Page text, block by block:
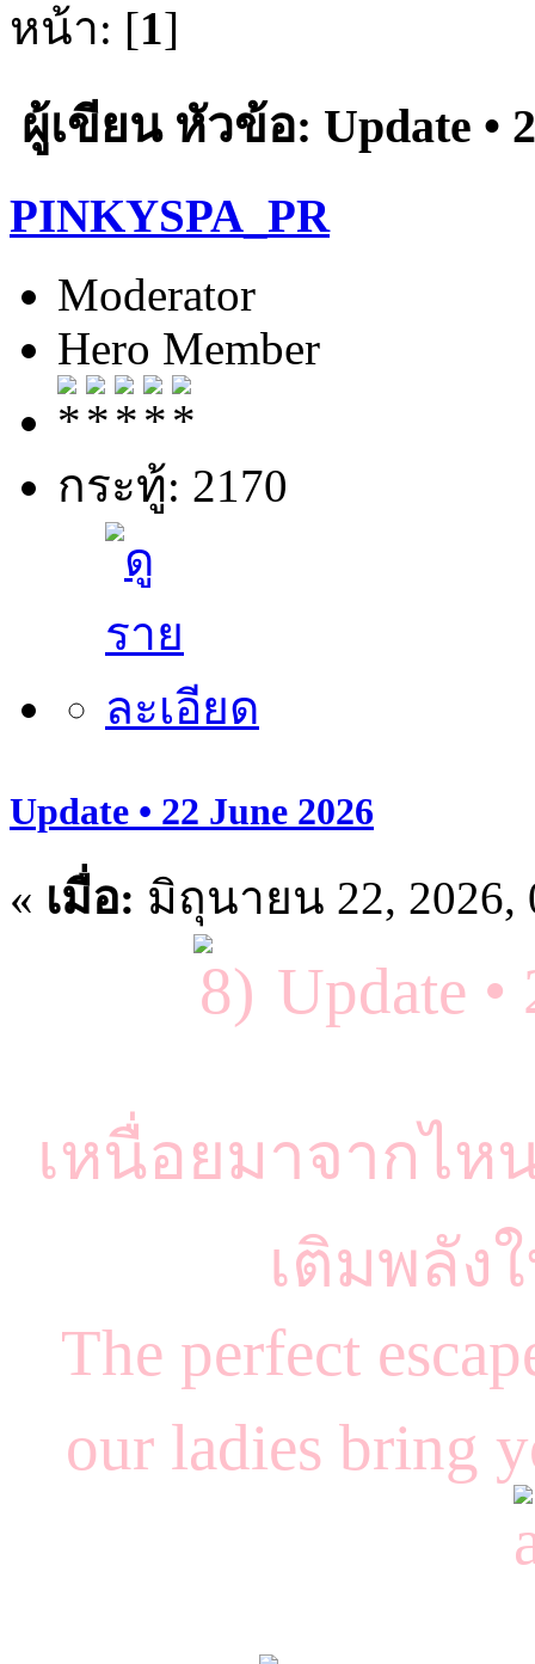
หน้า: [1]
ผู้เขียนหัวข้อ: Update •
PINKYSPA_PR
Moderator
Hero Member
กระทู้: 2170
Update • 22 June 2026
« เมื่อ: มิถุนายน 22, 2026,
Update
เหนื่อยมาจากไห
เติมพลั
The perfect
our ladies bring